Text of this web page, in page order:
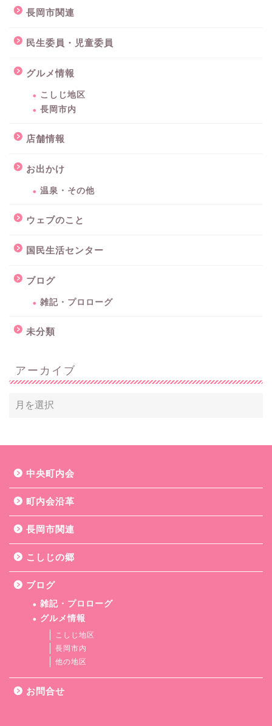
長岡市関連
民生委員・児童委員
グルメ情報
こしじ地区
長岡市内
店舗情報
お出かけ
温泉・その他
ウェブのこと
国民生活センター
ブログ
雑記・プロローグ
未分類
アーカイブ
中央町内会
町内会沿革
長岡市関連
こしじの郷
ブログ
雑記・プロローグ
グルメ情報
こしじ地区
長岡市内
他の地区
お問合せ